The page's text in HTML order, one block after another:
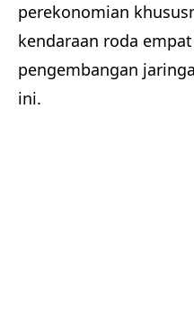
perekonomian
kendaraan roda
pengembangan
ini.